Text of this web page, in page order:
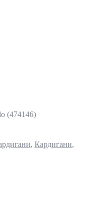
(474146)
, Кардигани,